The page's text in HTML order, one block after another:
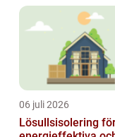
effektiv och
06 juli 2026
Lösullsisolering